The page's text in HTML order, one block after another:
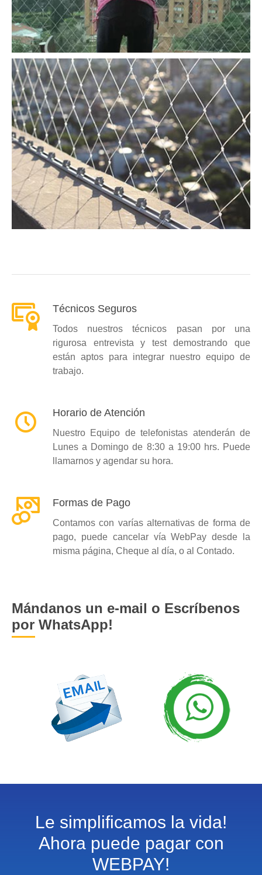
Técnicos Seguros
Todos nuestros técnicos pasan por una
rigurosa entrevista y test demostrando que
están aptos para integrar nuestro equipo de
trabajo.
Horario de Atención
Nuestro Equipo de telefonistas atenderán de
Lunes a Domingo de 8:30 a 19:00 hrs. Puede
llamarnos y agendar su hora.
Formas de Pago
Contamos con varías alternativas de forma de
pago, puede cancelar vía WebPay desde la
misma página, Cheque al día, o al Contado.
Mándanos un e-mail o Escríbenos
por WhatsApp!
Le simplificamos la vida!
Ahora puede pagar con
WEBPAY!